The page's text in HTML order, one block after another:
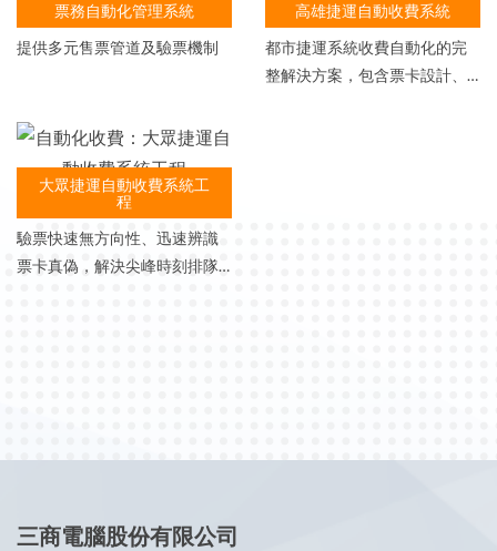
票務自動化管理系統
提供多元售票管道及驗票機制
高雄捷運自動收費系統
都市捷運系統收費自動化的完
整解決方案，包含票卡設計、
大眾捷運自動收費系統工
程
驗票快速無方向性、迅速辨識
票卡真偽，解決尖峰時刻排隊
三商電腦股份有限公司